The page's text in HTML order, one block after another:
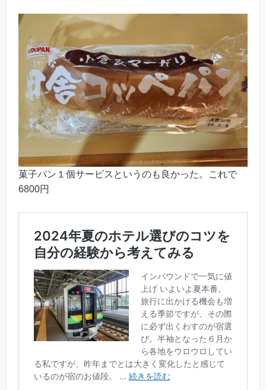
菓子パン１個サービスというのも良かった。これで
6800円